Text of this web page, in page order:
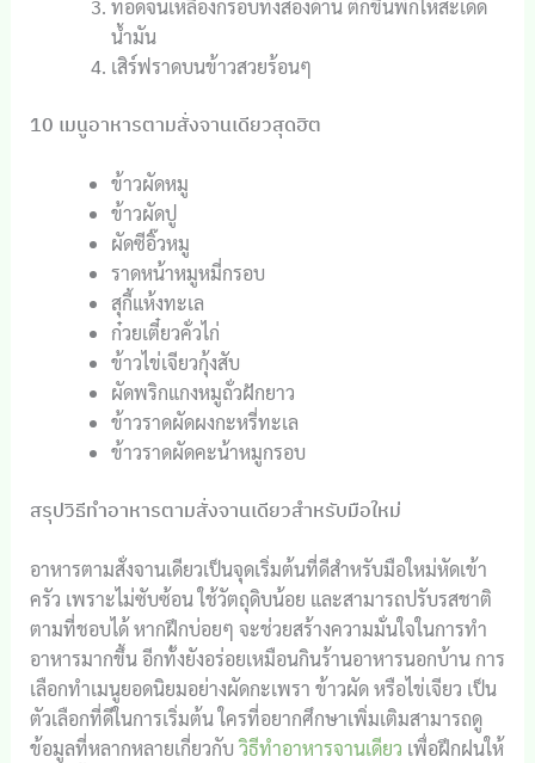
ทอดจนเหลืองกรอบทั้งสองด้าน ตักขึ้นพักให้สะเด็ด
น้ำมัน
เสิร์ฟราดบนข้าวสวยร้อนๆ
10 เมนูอาหารตามสั่งจานเดียวสุดฮิต
ข้าวผัดหมู
ข้าวผัดปู
ผัดซีอิ๊วหมู
ราดหน้าหมูหมี่กรอบ
สุกี้แห้งทะเล
ก๋วยเตี๋ยวคั่วไก่
ข้าวไข่เจียวกุ้งสับ
ผัดพริกแกงหมูถั่วฝักยาว
ข้าวราดผัดผงกะหรี่ทะเล
ข้าวราดผัดคะน้าหมูกรอบ
สรุปวิธีทำอาหารตามสั่งจานเดียวสำหรับมือใหม่
อาหารตามสั่งจานเดียวเป็นจุดเริ่มต้นที่ดีสำหรับมือใหม่หัดเข้า
ครัว เพราะไม่ซับซ้อน ใช้วัตถุดิบน้อย และสามารถปรับรสชาติ
ตามที่ชอบได้ หากฝึกบ่อยๆ จะช่วยสร้างความมั่นใจในการทำ
อาหารมากขึ้น อีกทั้งยังอร่อยเหมือนกินร้านอาหารนอกบ้าน การ
เลือกทำเมนูยอดนิยมอย่างผัดกะเพรา ข้าวผัด หรือไข่เจียว เป็น
ตัวเลือกที่ดีในการเริ่มต้น ใครที่อยากศึกษาเพิ่มเติมสามารถดู
ข้อมูลที่หลากหลายเกี่ยวกับวิธีทำอาหารจานเดียว เพื่อฝึกฝนให้